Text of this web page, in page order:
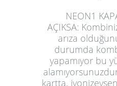
NEON1
AÇIKSA:
arıza
durumda
yapamıyor bu
kartta,